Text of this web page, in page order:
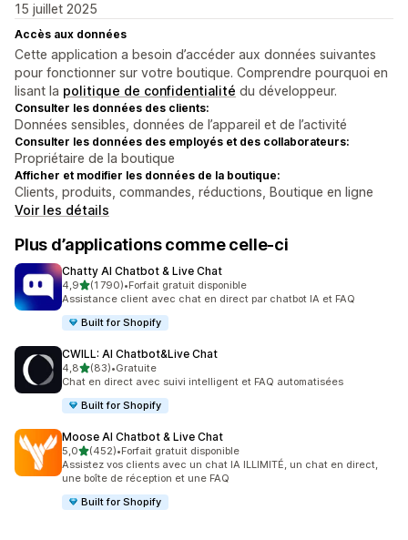
15 juillet 2025
Accès aux données
Cette application a besoin d’accéder aux données suivantes
pour fonctionner sur votre boutique. Comprendre pourquoi en
lisant la politique de confidentialité du développeur.
Consulter les données des clients:
Données sensibles, données de l’appareil et de l’activité
Consulter les données des employés et des collaborateurs:
Propriétaire de la boutique
Afficher et modifier les données de la boutique:
Clients, produits, commandes, réductions, Boutique en ligne
Voir les détails
Plus d’applications comme celle-ci
Chatty AI Chatbot & Live Chat
4,9étoile(s) sur 5
(1 790)
1790 avis au total
•Forfait gratuit disponible
Assistance client avec chat en direct par chatbot IA et FAQ
Built for Shopify
CWILL: AI Chatbot&Live Chat
4,8étoile(s) sur 5
(83)
83 avis au total
•Gratuite
Chat en direct avec suivi intelligent et FAQ automatisées
Built for Shopify
Moose AI Chatbot & Live Chat
5,0étoile(s) sur 5
(452)
452 avis au total
•Forfait gratuit disponible
Assistez vos clients avec un chat IA ILLIMITÉ, un chat en direct,
une boîte de réception et une FAQ
Built for Shopify